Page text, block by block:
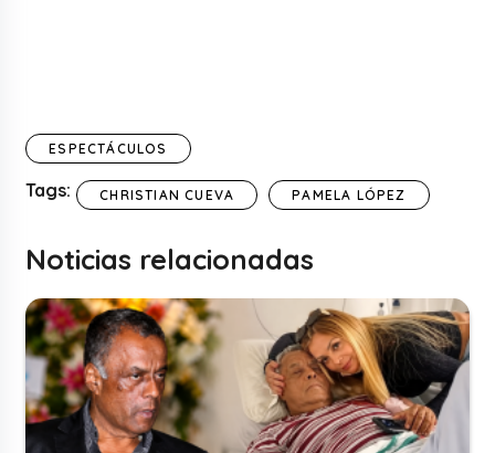
ESPECTÁCULOS
Tags: CHRISTIAN CUEVA PAMELA LÓPEZ
Noticias relacionadas